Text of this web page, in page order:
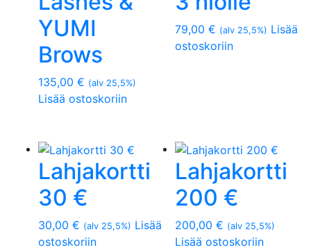
YUMI
Brows
135,00 € (alv 25,5%)
Lisää ostoskoriin
79,00 € (alv 25,5%) Lisää
ostoskoriin
Lahjakortti
30 €
30,00 € (alv 25,5%) Lisää
ostoskoriin
Lahjakortti
200 €
200,00 € (alv 25,5%)
Lisää ostoskoriin